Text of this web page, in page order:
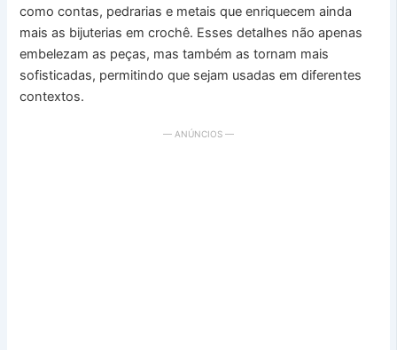
como contas, pedrarias e metais que enriquecem ainda
mais as bijuterias em crochê. Esses detalhes não apenas
embelezam as peças, mas também as tornam mais
sofisticadas, permitindo que sejam usadas em diferentes
contextos.
— ANÚNCIOS —